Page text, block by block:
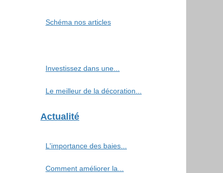
Schéma nos articles
Investissez dans une...
Le meilleur de la décoration...
Actualité
L'importance des baies...
Comment améliorer la...